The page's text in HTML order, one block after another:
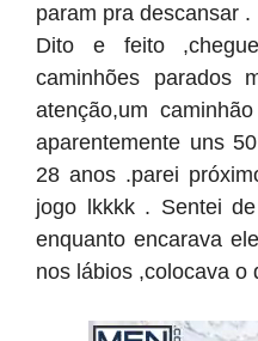
param pra descansar .
Dito e feito
caminhões parados
atenção,um
aparentemente uns
28 anos .parei
jogo lkkkk . Sentei
enquanto encarava
nos lábios ,colocava o